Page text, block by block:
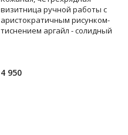
визитница ручной работы с
аристократичным рисунком-
тиснением аргайл - солидный
4 950